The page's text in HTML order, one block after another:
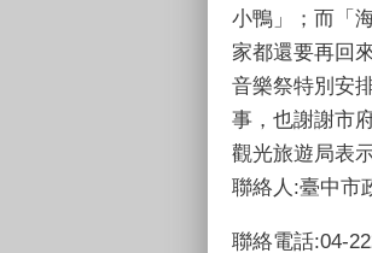
小鴨」；而「
家都還要再回來
音樂祭特別安
事，也謝謝市
觀光旅遊局表
聯絡人:臺中市
聯絡電話:04-